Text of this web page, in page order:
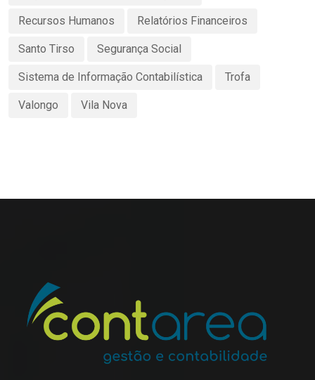
Recursos Humanos Relatórios Financeiros
Santo Tirso Segurança Social
Sistema de Informação Contabilística Trofa
Valongo Vila Nova